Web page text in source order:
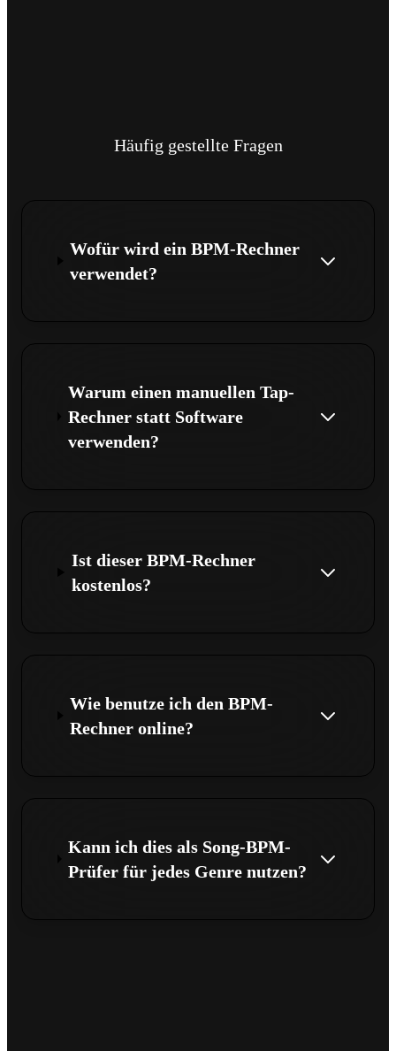
Häufig gestellte Fragen
Wofür wird ein BPM-Rechner
verwendet?
Warum einen manuellen Tap-
Rechner statt Software
verwenden?
Ist dieser BPM-Rechner
kostenlos?
Wie benutze ich den BPM-
Rechner online?
Kann ich dies als Song-BPM-
Prüfer für jedes Genre nutzen?